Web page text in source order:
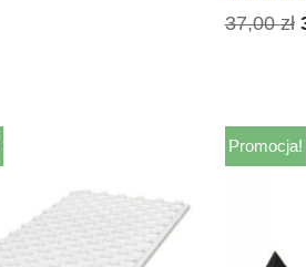
Oceniono
5.00
37,00zł
Promocja!